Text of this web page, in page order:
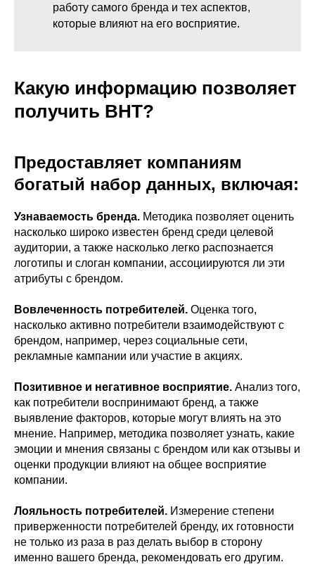
работу самого бренда и тех аспектов,
которые влияют на его восприятие.
Какую информацию позволяет
получить BHT?
Предоставляет компаниям
богатый набор данных, включая:
Узнаваемость бренда. Методика позволяет оценить
насколько широко известен бренд среди целевой
аудитории, а также насколько легко распознается
логотипы и слоган компании, ассоциируются ли эти
атрибуты с брендом.
Вовлеченность потребителей. Оценка того,
насколько активно потребители взаимодействуют с
брендом, например, через социальные сети,
рекламные кампании или участие в акциях.
Позитивное и негативное восприятие. Анализ того,
как потребители воспринимают бренд, а также
выявление факторов, которые могут влиять на это
мнение. Например, методика позволяет узнать, какие
эмоции и мнения связаны с брендом или как отзывы и
оценки продукции влияют на общее восприятие
компании.
Лояльность потребителей. Измерение степени
приверженности потребителей бренду, их готовности
не только из раза в раз делать выбор в сторону
именно вашего бренда, рекомендовать его другим.